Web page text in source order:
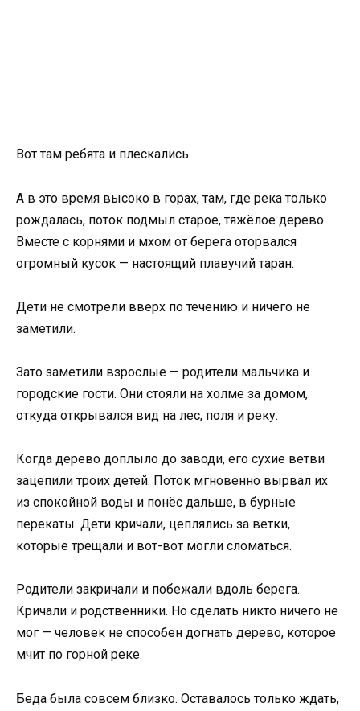
Вот там ребята и плескались.
А в это время высоко в горах, там, где река только
рождалась, поток подмыл старое, тяжёлое дерево.
Вместе с корнями и мхом от берега оторвался
огромный кусок — настоящий плавучий таран.
Дети не смотрели вверх по течению и ничего не
заметили.
Зато заметили взрослые — родители мальчика и
городские гости. Они стояли на холме за домом,
откуда открывался вид на лес, поля и реку.
Когда дерево доплыло до заводи, его сухие ветви
зацепили троих детей. Поток мгновенно вырвал их
из спокойной воды и понёс дальше, в бурные
перекаты. Дети кричали, цеплялись за ветки,
которые трещали и вот-вот могли сломаться.
Родители закричали и побежали вдоль берега.
Кричали и родственники. Но сделать никто ничего не
мог — человек не способен догнать дерево, которое
мчит по горной реке.
Беда была совсем близко. Оставалось только ждать,